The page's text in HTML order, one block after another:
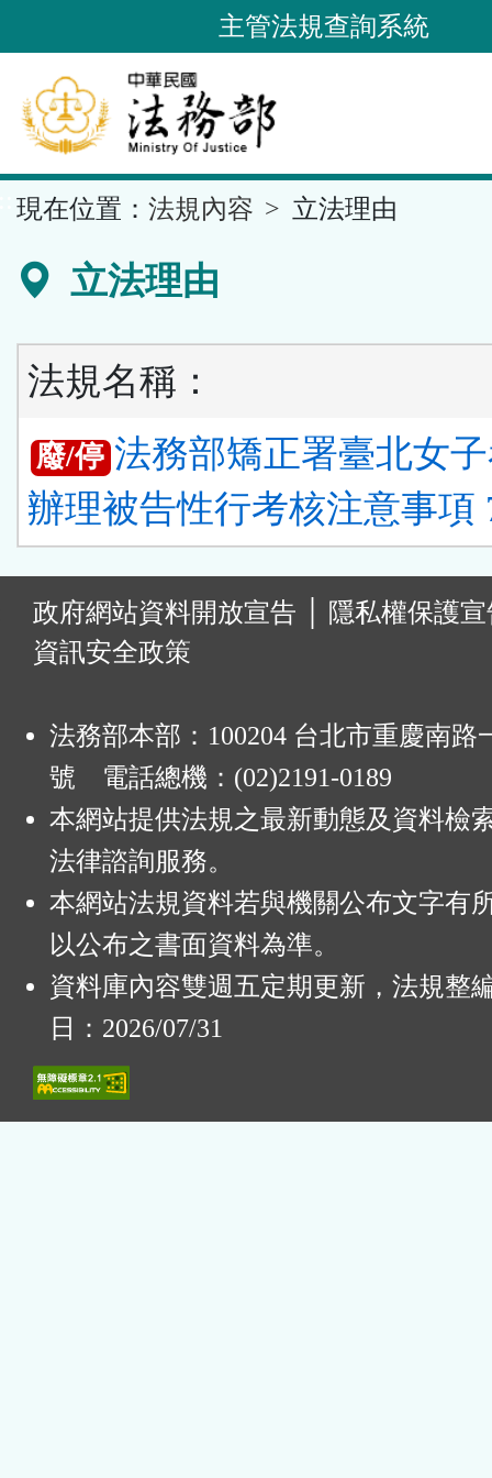
到
要
內
容
區
主管法規查詢系統
現在位置： 法規內容 立法理由
立法理由
法規名稱：
廢/停 法務部矯正署臺北女
辦理被告性行考核注意事項
政府網站資料開放宣告
隱私權保護
資訊安全政策
法務部本部：100204 台北市重慶南路
號 電話總機：(02)2191-0189
本網站提供法規之最新動態及資料檢
法律諮詢服務。
本網站法規資料若與機關公布文字有
以公布之書面資料為準。
資料庫內容雙週五定期更新，法規整
日：2026/07/31